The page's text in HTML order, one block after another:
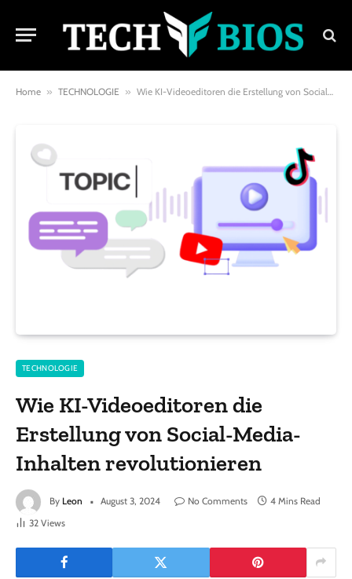
Home » TECHNOLOGIE » Wie KI-Videoeditoren die Erstellung von Social-Media-Inhalten revolutionieren
TECHNOLOGIE
Wie KI-Videoeditoren die
Erstellung von Social-Media-
Inhalten revolutionieren
By Leon August 3, 2024 No Comments
4 Mins Read
32 Views